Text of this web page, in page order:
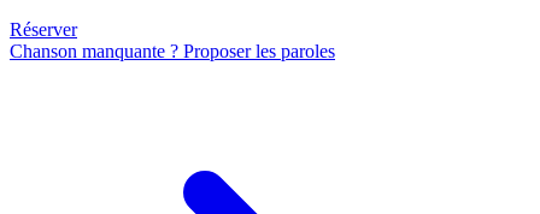
Réserver
Chanson manquante ? Proposer les paroles